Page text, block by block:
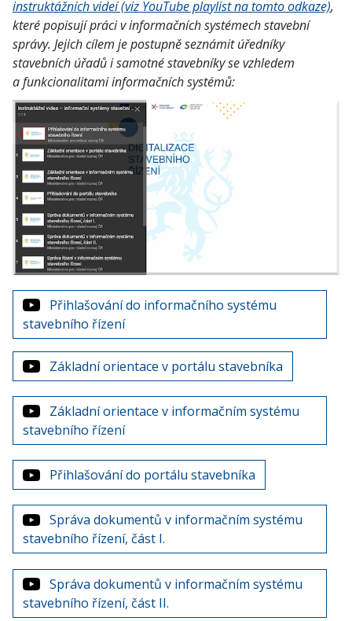
instruktážních videí (viz YouTube playlist na tomto odkaze),
které popisují práci v informačních systémech stavební
správy. Jejich cílem je postupně seznámit úředníky
stavebních úřadů i samotné stavebníky se vzhledem
a funkcionalitami informačních systémů:
Přihlašování do informačního systému
stavebního řízení
Základní orientace v portálu stavebníka
Základní orientace v informačním systému
stavebního řízení
Přihlašování do portálu stavebníka
Správa dokumentů v informačním systému
stavebního řízení, část I.
Správa dokumentů v informačním systému
stavebního řízení, část II.